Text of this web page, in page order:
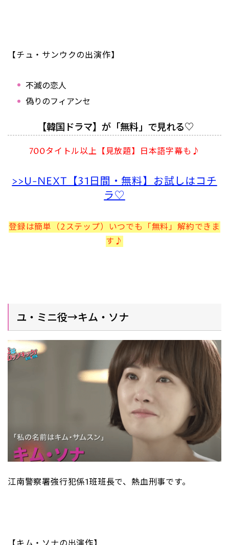
【チュ・サンウクの出演作】
不滅の恋人
偽りのフィアンセ
【韓国ドラマ】が「無料」で見れる♡
700タイトル以上【見放題】日本語字幕も♪
>>U-NEXT【31日間・無料】お試しはコチ
ラ♡
登録は簡単（2ステップ）いつでも「無料」解約できま
す♪
ユ・ミニ役→キム・ソナ
江南警察署強行犯係1班班長で、熱血刑事です。